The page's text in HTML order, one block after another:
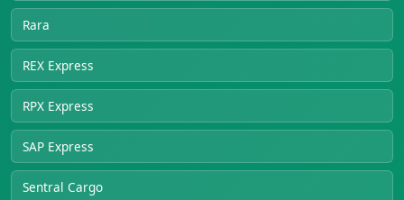
Rara
REX Express
RPX Express
SAP Express
Sentral Cargo